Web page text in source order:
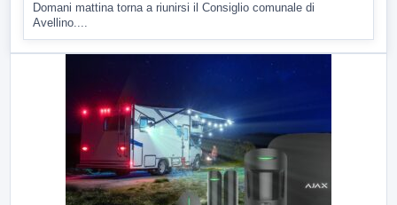
Domani mattina torna a riunirsi il Consiglio comunale di
Avellino....